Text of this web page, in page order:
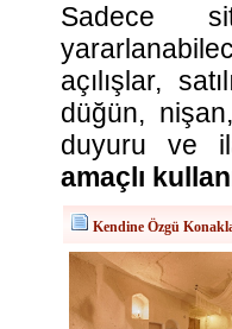
Sadece
açılışlar,
düğün,
duyuru ve
amaçlı
Kendine Özgü